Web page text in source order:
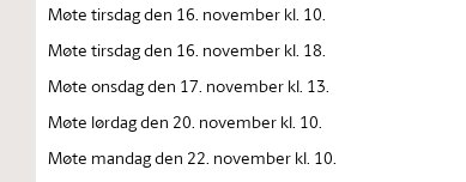
Møte tirsdag den 16. november kl. 10.
Møte tirsdag den 16. november kl. 18.
Møte onsdag den 17. november kl. 13.
Møte lørdag den 20. november kl. 10.
Møte mandag den 22. november kl. 10.